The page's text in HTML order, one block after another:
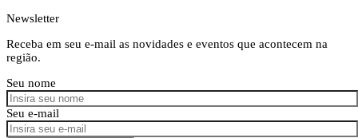
Newsletter
Receba em seu e-mail as novidades e eventos que acontecem na
região.
Seu nome
Seu e-mail